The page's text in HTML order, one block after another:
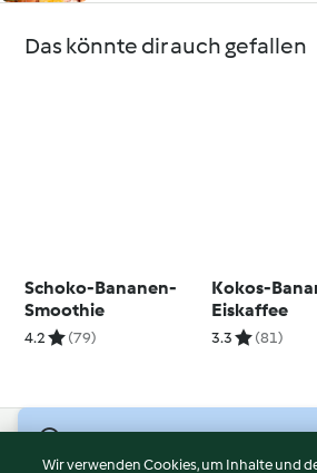
Das könnte dir auch gefallen
Schoko-Bananen-
Smoothie
4.2 (79)
Kokos-
Eiskaffee
3.3 (81)
Wir verwenden Cookies, um Inhalte und